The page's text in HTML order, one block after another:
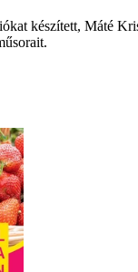
készített, Máté